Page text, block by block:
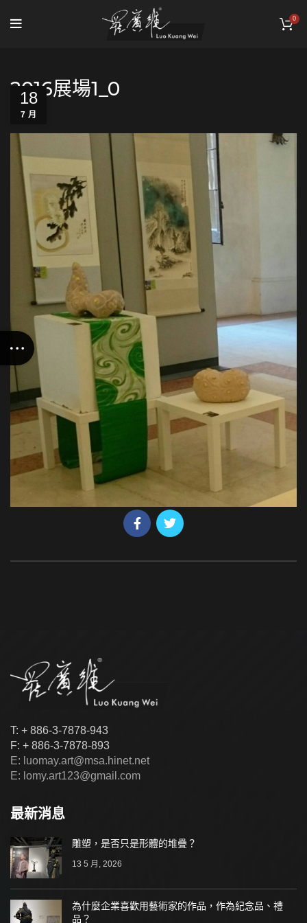
0
2016展場1_0
18
7 月
T: + 886-3-7878-943
F: + 886-3-7878-893
E: luomay.art@msa.hinet.net
E: lomy.art123@gmail.com
最新消息
雕塑，是否只是形體的堆疊？
13 5 月, 2026
為什麼企業喜歡用藝術家的作品，作為紀念品、禮
品？